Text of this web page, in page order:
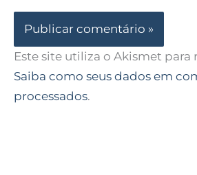
Este site utiliza o Akismet para
Saiba como seus dados em
processados.